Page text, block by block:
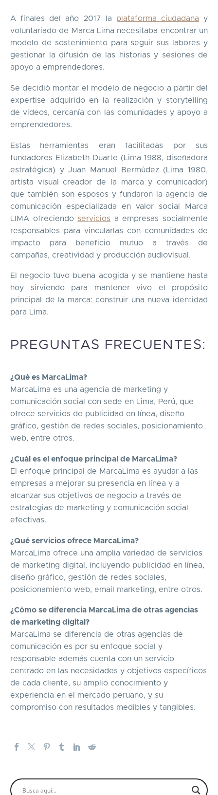
A finales del año 2017 la plataforma ciudadana y
voluntariado de Marca Lima necesitaba encontrar un
modelo de sostenimiento para seguir sus labores y
gestionar la difusión de las historias y sesiones de
apoyo a emprendedores.
Se decidió montar el modelo de negocio a partir del
expertise adquirido en la realización y storytelling
de videos, cercanía con las comunidades y apoyo a
emprendedores.
Estas herramientas eran facilitadas por sus
fundadores Elizabeth Duarte (Lima 1988, diseñadora
estratégica) y Juan Manuel Bermúdez (Lima 1980,
artista visual creador de la marca y comunicador)
que también son esposos y fundaron la agencia de
comunicación especializada en valor social Marca
LIMA ofreciendo servicios a empresas socialmente
responsables para vincularlas con comunidades de
impacto para beneficio mutuo a través de
campañas, creatividad y producción audiovisual.
El negocio tuvo buena acogida y se mantiene hasta
hoy sirviendo para mantener vivo el propósito
principal de la marca: construir una nueva identidad
para Lima.
PREGUNTAS FRECUENTES:
¿Qué es MarcaLima?
MarcaLima es una agencia de marketing y
comunicación social con sede en Lima, Perú, que
ofrece servicios de publicidad en línea, diseño
gráfico, gestión de redes sociales, posicionamiento
web, entre otros.
¿Cuál es el enfoque principal de MarcaLima?
El enfoque principal de MarcaLima es ayudar a las
empresas a mejorar su presencia en línea y a
alcanzar sus objetivos de negocio a través de
estrategias de marketing y comunicación social
efectivas.
¿Qué servicios ofrece MarcaLima?
MarcaLima ofrece una amplia variedad de servicios
de marketing digital, incluyendo publicidad en línea,
diseño gráfico, gestión de redes sociales,
posicionamiento web, email marketing, entre otros.
¿Cómo se diferencia MarcaLima de otras agencias
de marketing digital?
MarcaLima se diferencia de otras agencias de
comunicación es por su enfoque social y
responsable además cuenta con un servicio
centrado en las necesidades y objetivos específicos
de cada cliente, su amplio conocimiento y
experiencia en el mercado peruano, y su
compromiso con resultados medibles y tangibles.